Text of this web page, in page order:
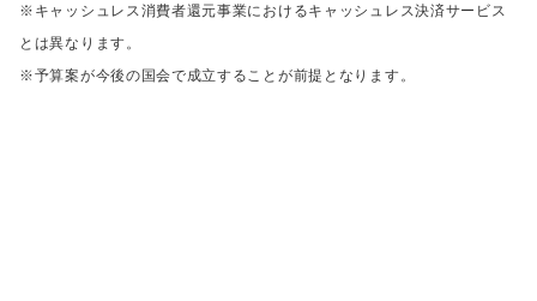
※キャッシュレス消費者還元事業におけるキャッシュレス決済サービス
とは異なります。
※予算案が今後の国会で成立することが前提となります。